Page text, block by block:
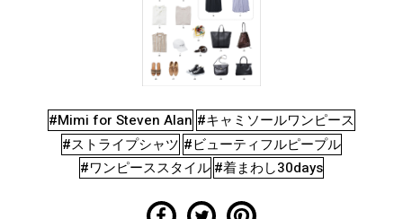
#Mimi for Steven Alan #キャミソールワンピース
#ストライプシャツ #ビューティフルピープル
#ワンピーススタイル #着まわし30days